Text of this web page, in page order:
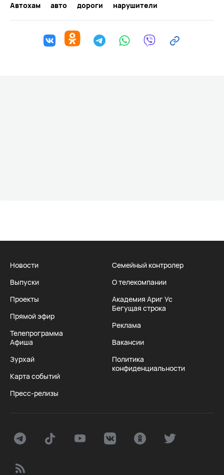
Автохам авто дороги нарушители
Новости
Выпуски
Проекты
Прямой эфир
Телепрограмма
Афиша
Зурхай
Карта событий
Пресс-релизы
Семейный контролер
О телекомпании
Академия Ариг Ус
Бегущая строка
Реклама
Вакансии
Политика
конфиденциальности